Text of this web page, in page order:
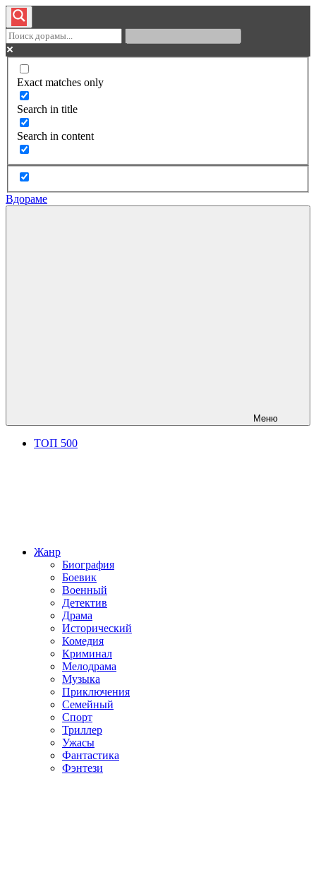
Exact matches only
Search in title
Search in content
Вдораме
Меню
ТОП 500
Жанр
Биография
Боевик
Военный
Детектив
Драма
Исторический
Комедия
Криминал
Мелодрама
Музыка
Приключения
Семейный
Спорт
Триллер
Ужасы
Фантастика
Фэнтези